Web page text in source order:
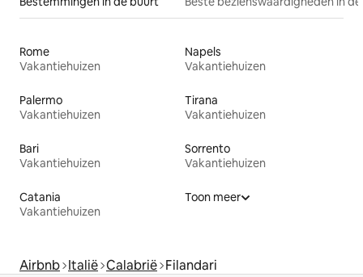
Rome
Vakantiehuizen
Napels
Vakantiehuizen
Palermo
Vakantiehuizen
Tirana
Vakantiehuizen
Bari
Vakantiehuizen
Sorrento
Vakantiehuizen
Catania
Vakantiehuizen
Toon meer
Airbnb Italië Calabrië Filandari